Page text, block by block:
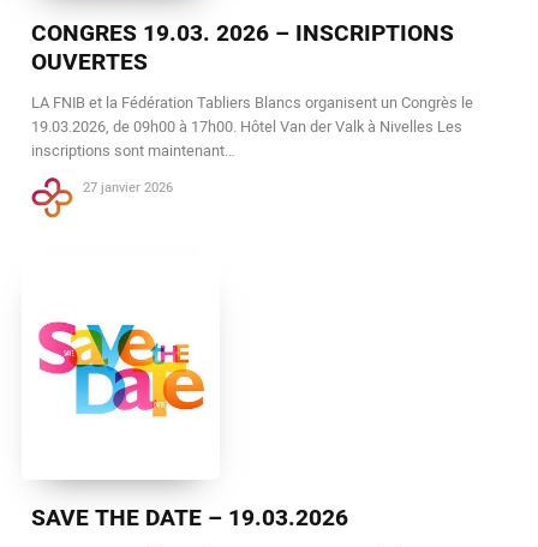
CONGRES 19.03. 2026 – INSCRIPTIONS
OUVERTES
LA FNIB et la Fédération Tabliers Blancs organisent un Congrès le
19.03.2026, de 09h00 à 17h00. Hôtel Van der Valk à Nivelles Les
inscriptions sont maintenant…
27 janvier 2026
SAVE THE DATE – 19.03.2026